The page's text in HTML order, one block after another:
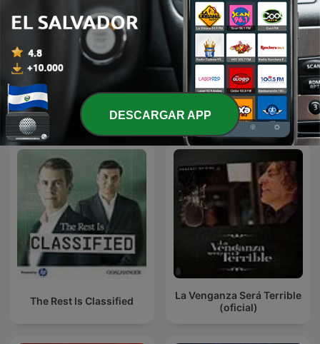
Casos Paranormal Mitos y Leyendas
Más podcasts internacionales de Historia
The Rest Is Classified
La Venganza Será Terrible
(oficial)
DESCARGAR APP